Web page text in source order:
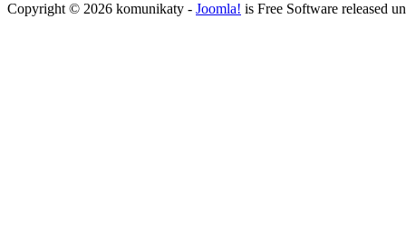
Copyright © 2026 komunikaty - Joomla! is Free Software released